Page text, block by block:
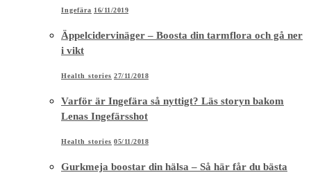
Ingefära 16/11/2019
Äppelcidervinäger – Boosta din tarmflora och gå ner
i vikt
Health stories 27/11/2018
Varför är Ingefära så nyttigt? Läs storyn bakom
Lenas Ingefärsshot
Health stories 05/11/2018
Gurkmeja boostar din hälsa – Så här får du bästa